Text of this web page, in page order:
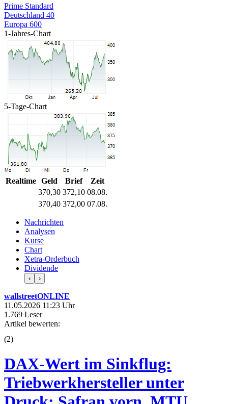
Prime Standard
Deutschland 40
Europa 600
1-Jahres-Chart
5-Tage-Chart
Realtime Geld Brief
Zeit
370,30 372,10 08.08.
370,40 372,00 07.08.
Nachrichten
Analysen
Kurse
Chart
Xetra-Orderbuch
Dividende
‹ ›
wallstreetONLINE
11.05.2026 11:23 Uhr
1.769 Leser
Artikel bewerten:
(2)
DAX-Wert im Sinkflug:
Triebwerkhersteller unter